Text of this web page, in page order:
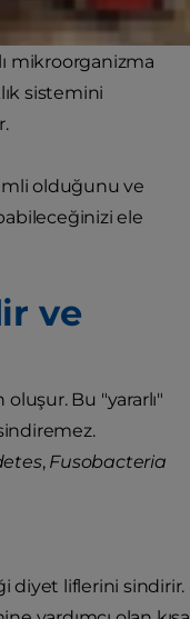
mikroorganizma
sistemini
olduğunu ve
ele
ve
Bu "yararlı"
, Fusobacteria
diyet liflerini sindirir.